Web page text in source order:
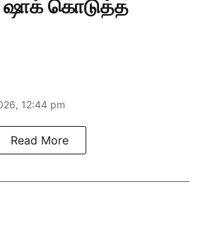
ஷாக் கொடுத்த
12:44 pm
Read More